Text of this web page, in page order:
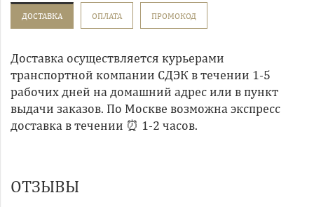
ДОСТАВКА ОПЛАТА ПРОМОКОД
Доставка осуществляется курьерами
транспортной компании СДЭК в течении 1-5
рабочих дней на домашний адрес или в пункт
выдачи заказов. По Москве возможна экспресс
доставка в течении ⏰ 1-2 часов.
ОТЗЫВЫ